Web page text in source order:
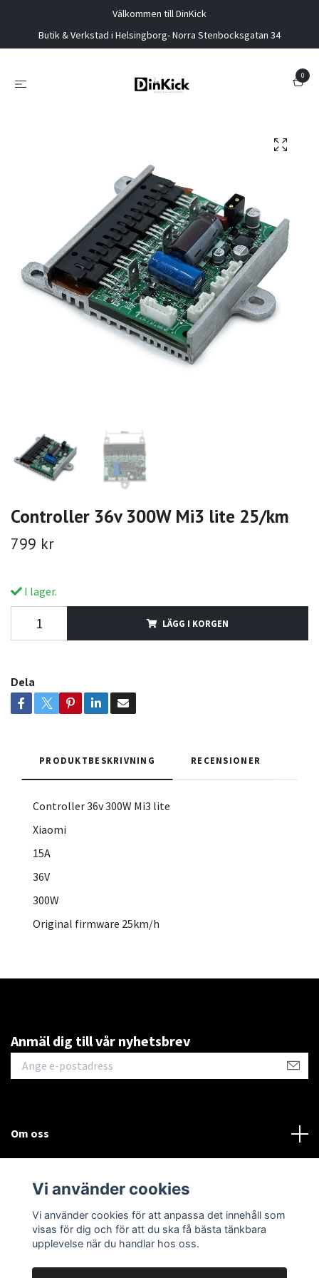
Välkommen till DinKick
Butik & Verkstad i Helsingborg- Norra Stenbocksgatan 34
0
Controller 36v 300W Mi3 lite 25/km
799 kr
I lager.
LÄGG I KORGEN
Dela
PRODUKTBESKRIVNING RECENSIONER
Controller 36v 300W Mi3 lite
Xiaomi
15A
36V
300W
Original firmware 25km/h
Anmäl dig till vår nyhetsbrev
Om oss
Läs mer
Vi använder cookies
Vi använder cookies för att anpassa det innehåll som
visas för dig och för att du ska få bästa tänkbara
upplevelse när du handlar hos oss.